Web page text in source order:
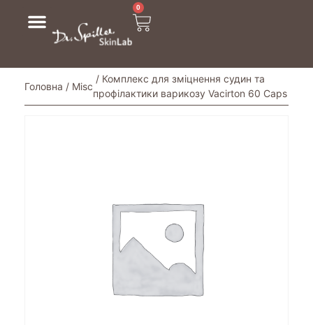
0
Головна / Misc
/ Комплекс для зміцнення судин та
профілактики варикозу Vacirton 60 Caps